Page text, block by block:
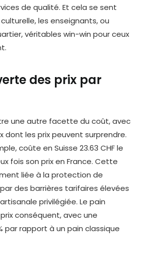
de qualité. Et cela se sent
les enseignants, ou
véritables win-win pour ceux
des prix par
une autre facette du coût, avec
dont les prix peuvent surprendre.
coûte en Suisse 23.63 CHF le
fois son prix en France. Cette
liée à la protection de
des barrières tarifaires élevées
privilégiée. Le pain
conséquent, avec une
par rapport à un pain classique